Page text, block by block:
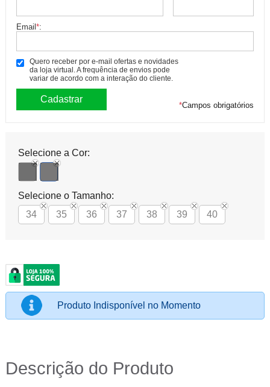
Email*:
Quero receber por e-mail ofertas e novidades
da loja virtual. A frequência de envios pode
variar de acordo com a interação do cliente.
*Campos obrigatórios
Selecione a Cor:
Selecione o Tamanho:
34
35 36 37 38 39 40
Produto Indisponível no Momento
Descrição do Produto